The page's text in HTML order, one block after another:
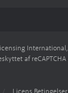
af reCAPTCHA